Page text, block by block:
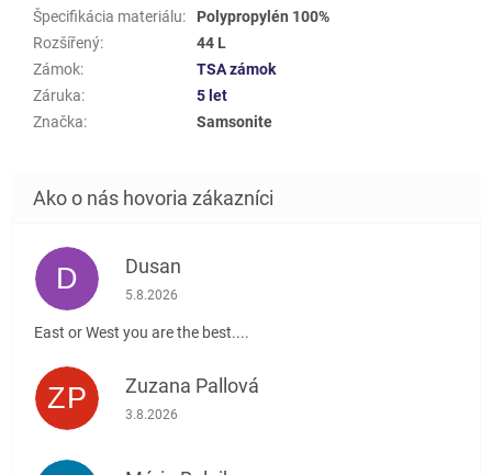
Špecifikácia materiálu:
Polypropylén 100%
Rozšířený:
44 L
Zámok:
TSA zámok
Záruka:
5 let
Značka: Samsonite
D Dusan
Hodnotenie obchodu je 5 z 5 hviezdičiek.
5.8.2026
East or West you are the best....
ZP Zuzana Pallová
Hodnotenie obchodu je 5 z 5 hviezdičiek.
3.8.2026